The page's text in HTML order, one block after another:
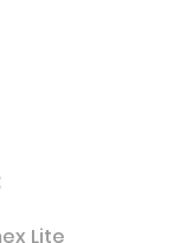
Lite